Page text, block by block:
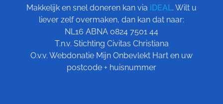
Makkelijk en snel doneren kan via iDEAL. Wilt u
liever zelf overmaken, dan kan dat naar:
NL16 ABNA 0824 7501 44
T.n.v. Stichting Civitas Christiana
O.v.v. Webdonatie Mijn Onbevlekt Hart en uw
postcode + huisnummer